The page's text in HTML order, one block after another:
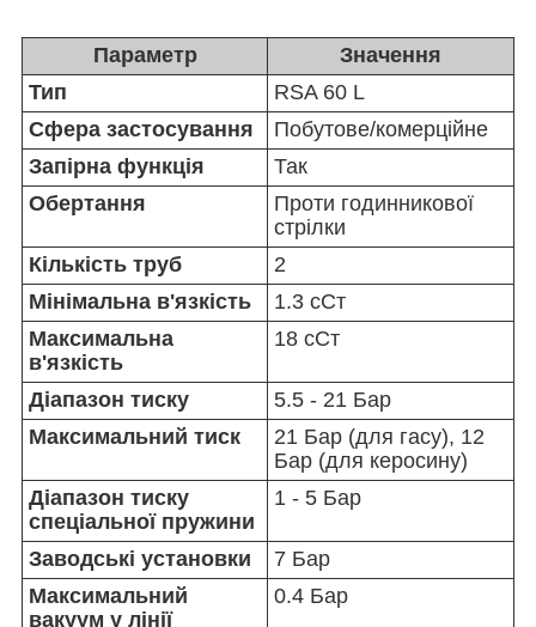
Параметр
Значення
Тип
RSA 60 L
Сфера застосування
Побутове/комерційне
Запірна функція
Так
Обертання
Проти годинникової
стрілки
Кількість труб
2
Мінімальна в'язкість
1.3 сСт
Максимальна
в'язкість
18 сСт
Діапазон тиску
5.5 - 21 Бар
Максимальний тиск
21 Бар (для гасу), 12
Бар (для керосину)
Діапазон тиску
спеціальної пружини
1 - 5 Бар
Заводські установки
7 Бар
Максимальний
вакуум у лінії
0.4 Бар